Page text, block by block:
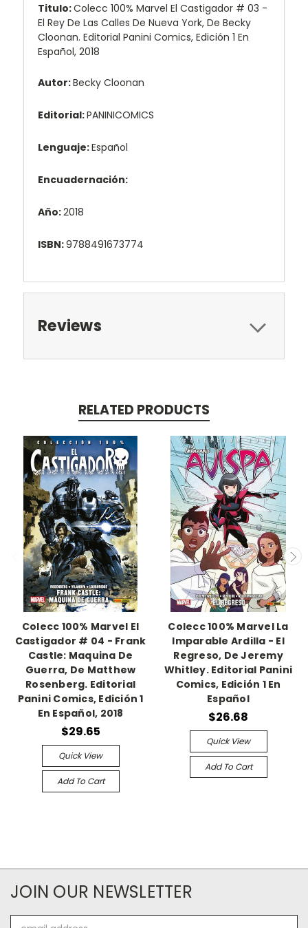
Titulo:Colecc 100% Marvel El Castigador # 03 -
El Rey De Las Calles De Nueva York, De Becky
Cloonan. Editorial Panini Comics, Edición 1 En
Español, 2018
Autor:Becky Cloonan
Editorial:PANINICOMICS
Lenguaje:Español
Encuadernación:
Año:2018
ISBN:9788491673774
Reviews
RELATED PRODUCTS
Colecc 100% Marvel El
Castigador # 04 - Frank
Castle: Maquina De
Guerra, De Matthew
Rosenberg. Editorial
Panini Comics, Edición 1
En Español, 2018
$29.65
Quick View
Add To Cart
Colecc 100% Marvel La
Imparable Ardilla - El
Regreso, De Jeremy
Whitley. Editorial Panini
Comics, Edición 1 En
Español
$26.68
Quick View
Add To Cart
JOIN OUR NEWSLETTER